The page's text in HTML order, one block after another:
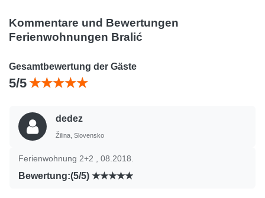
Kommentare und Bewertungen
Ferienwohnungen Bralić
Gesamtbewertung der Gäste
5/5
dedez
Žilina, Slovensko
Ferienwohnung 2+2 , 08.2018.
Bewertung:(5/5)